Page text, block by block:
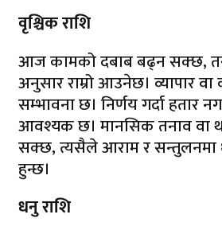
वृश्चिक राशि
आज कामको दबाब बढ्न सक्छ, तर
अनुसार राम्रो आउनेछ। व्यापार
सम्भावना छ। निर्णय गर्दा हतार
आवश्यक छ। मानसिक तनाव वा
सक्छ, त्यसैले आराम र सन्तुलनमा
हुन्छ।
धनु राशि